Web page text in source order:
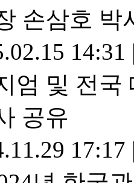
손삼호 박
14:31
엄 및 전
공유
17:17